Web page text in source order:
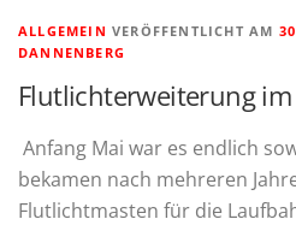
ALLGEMEIN VERÖFFENTLICHT AM
DANNENBERG
Flutlichterweiterung im
Anfang Mai war es endlich
bekamen nach mehreren
Flutlichtmasten für die